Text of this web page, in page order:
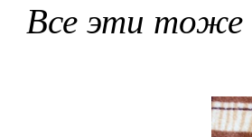
Все эти тоже